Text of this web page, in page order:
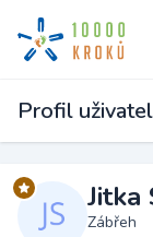
Profil
Jitka
Zábřeh